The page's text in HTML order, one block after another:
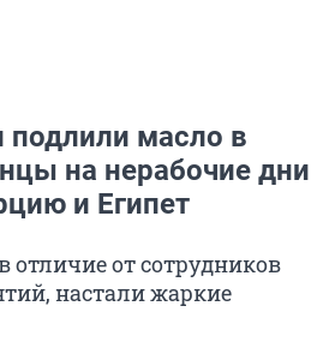
подлили масло в
на нерабочие дни
и Египет
отличие от сотрудников
настали жаркие